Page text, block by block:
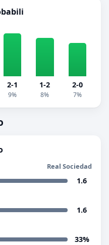
2-1
9%
1-2
8%
2-0
7%
Real Sociedad
1.6
1.6
33%